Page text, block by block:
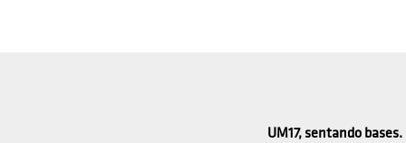
UM17, sentando bases.